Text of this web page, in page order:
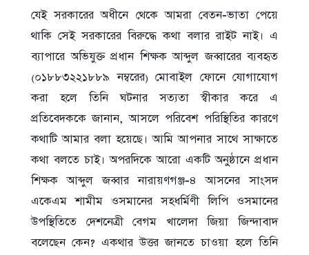
যেই সরকারের অধীনে থেকে আমরা বেতন-ভাতা পেয়ে
থাকি সেই সরকারের বিরুদ্ধে কথা বলার রাইট নাই। এ
ব্যাপারে অভিযুক্ত প্রধান শিক্ষক আব্দুল জব্বারের ব্যবহৃত
(০১৮৮৩২২১৮৮৯ নম্বরের) মোবাইল ফোনে যোগাযোগ
করা হলে তিনি ঘটনার সত্যতা স্বীকার করে এ
প্রতিবেদককে জানান, আসলে পরিবেশ পরিস্থিতির কারণে
কথাটি আমার বলা হয়েছে। আমি আপনার সাথে সাক্ষাতে
কথা বলতে চাই। অপরদিকে আরো একটি অনুষ্ঠানে প্রধান
শিক্ষক আব্দুল জব্বার নারায়ণগঞ্জ-৪ আসনের সাংসদ
একেএম শামীম ওসমানের সহধর্মিণী লিপি ওসমানের
উপস্থিতিতে দেশনেত্রী বেগম খালেদা জিয়া জিন্দাবাদ
বলেছেন কেন? একথার উত্তর জানতে চাওয়া হলে তিনি